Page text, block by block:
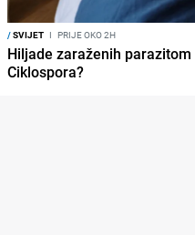
/SVIJET I PRIJE OKO 2H
Hiljade zaraženih
Ciklospora?